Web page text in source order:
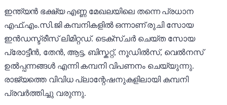
ഇന്ത്യൻ ഭക്ഷ്യ എണ്ണ മേഖലയിലെ തന്നെ പ്രധാന
എഫ്.എം.സി.ജി കമ്പനികളിൽ ഒന്നാണ് രുചി സോയ
ഇൻഡസ്ട്രീസ് ലിമിറ്റഡ്. ടെക്സ്ചർ ചെയ്ത സോയ
പ്രോട്ടീൻ, തേൻ, ആട്ട, ബിസ്കറ്റ്, നൂഡിൽസ്, വെൽനസ്
ഉൽപ്പന്നങ്ങൾ എന്നി കമ്പനി വിപണനം ചെയ്യുന്നു.
രാജ്യത്തെ വിവിധ പ്ലാന്റേഷനുകളിലായി കമ്പനി
പ്രവർത്തിച്ചു വരുന്നു.